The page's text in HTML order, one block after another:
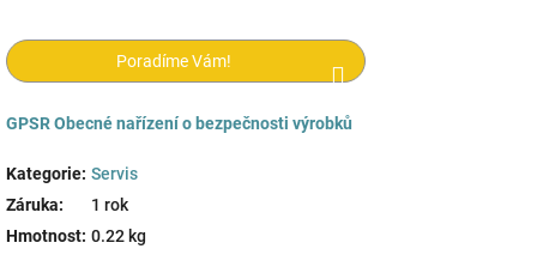
Poradíme Vám!
GPSRObecné nařízení o bezpečnosti výrobků
Kategorie: Servis
Záruka:
1 rok
Hmotnost: 0.22 kg